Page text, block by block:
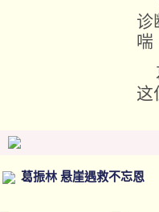
诊
喘
这
葛振林 悬崖遇救不忘恩